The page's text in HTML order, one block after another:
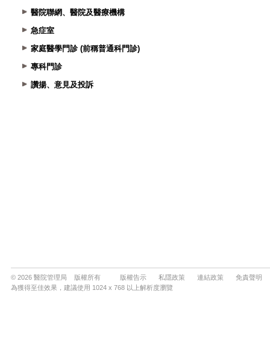
醫院聯網、醫院及醫療機構
急症室
家庭醫學門診 (前稱普通科門診)
專科門診
讚揚、意見及投訴
© 2026 醫院管理局 版權所有 版權告示 私隱政策 連結政策
免責聲明
為獲得至佳效果，建議使用 1024 x 768 以上解析度瀏覽